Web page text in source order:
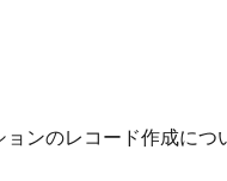
ンのレコード作成につ